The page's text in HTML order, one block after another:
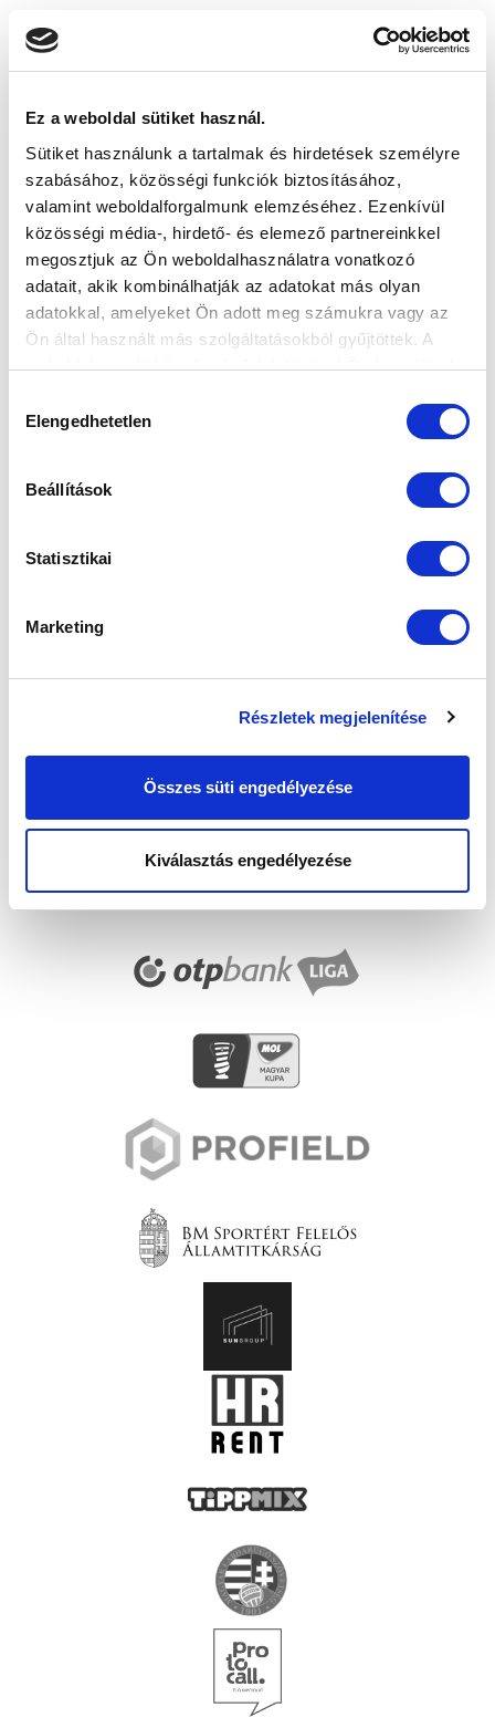
Ez a weboldal sütiket használ.
Sütiket használunk a tartalmak és hirdetések személyre
szabásához, közösségi funkciók biztosításához,
valamint weboldalforgalmunk elemzéséhez. Ezenkívül
közösségi média-, hirdető- és elemező partnereinkkel
megosztjuk az Ön weboldalhasználatra vonatkozó
adatait, akik kombinálhatják az adatokat más olyan
adatokkal, amelyeket Ön adott meg számukra vagy az
Ön által használt más szolgáltatásokból gyűjtöttek. A
weboldalon való böngészés folytatásával Ön hozzájárul a
kiválasztása
Elengedhetetlen
Beállítások
Statisztikai
Marketing
Részletek megjelenítése
Összes süti engedélyezése
Kiválasztás engedélyezése
2026-08-07 17:30
MTK BUDAPEST
VS
PUSKÁS AKADÉMIA FC
MTK BUDAPEST HÍRLEVÉL
Ne maradjon le egy eseményről sem! Iratkozzon fel ingyenes